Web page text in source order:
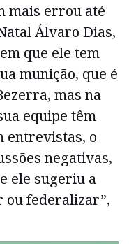
mais errou até
Álvaro Dias,
que ele tem
munição, que é
mas na
equipe têm
entrevistas, o
negativas,
ele sugeriu a
federalizar”,